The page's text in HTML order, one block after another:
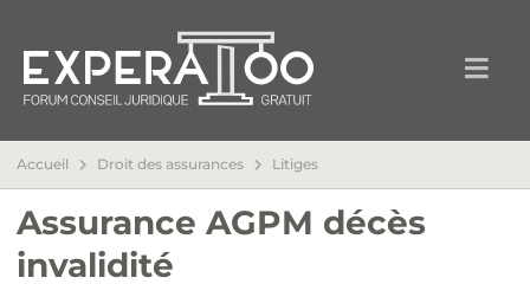
Accueil Droit des assurances Litiges
Assurance AGPM décès
invalidité